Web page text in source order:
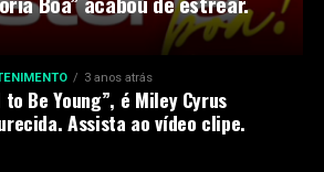
3 anos atrás
to Be Young”, é Miley Cyrus
Assista ao vídeo clipe.